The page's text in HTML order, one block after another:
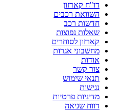
דו"ח קארזון
השוואת רכבים
חדשות רכב
שאלות נפוצות
קארזון לסוחרים
מחשבוני אגרות
אודות
צור קשר
תנאי שימוש
נגישות
מדיניות פרטיות
דווח שגיאה